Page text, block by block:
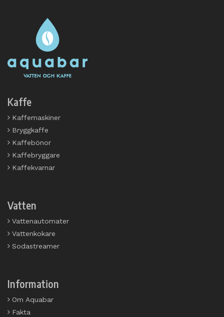
Kaffe
Kaffemaskiner
Bryggkaffe
Kaffebönor
Kaffebryggare
Kaffekvarnar
Vatten
Vattenautomater
Vattenkokare
Sodastreamer
Information
Om Aquabar
Fakta